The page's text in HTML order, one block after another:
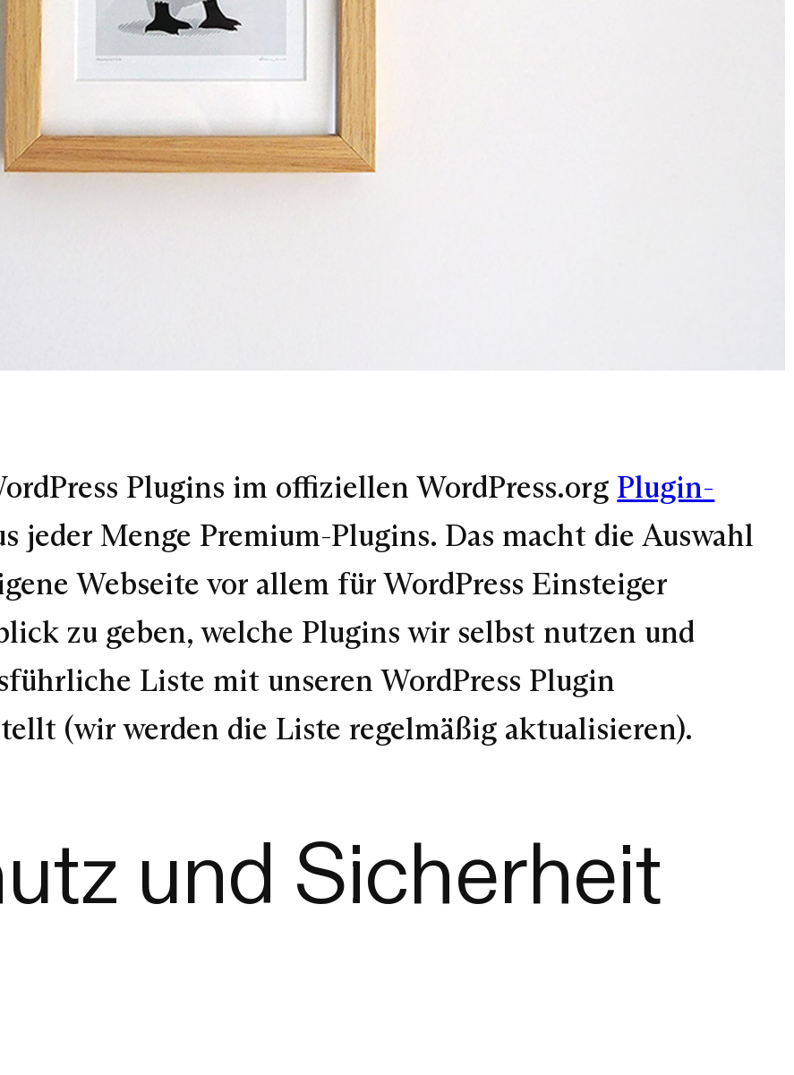
Plugins im offiziellen WordPress.org Plugin-
jeder Menge Premium-Plugins. Das macht die Auswahl
Webseite vor allem für WordPress Einsteiger
zu geben, welche Plugins wir selbst nutzen und
Liste mit unseren WordPress Plugin
(wir werden die Liste regelmäßig aktualisieren).
und Sicherheit